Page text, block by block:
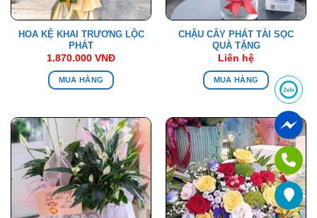
HOA KỆ KHAI TRƯƠNG LỘC
PHÁT
1.870.000 VNĐ
MUA HÀNG
CHẬU CÂY PHÁT TÀI SỌC
QUÀ TẶNG
Liên hệ
MUA HÀNG